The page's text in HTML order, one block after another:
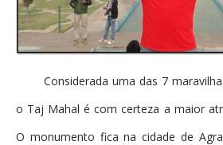
Considerada uma das 7
o Taj Mahal é com certeza a maior
O monumento fica na cidade de